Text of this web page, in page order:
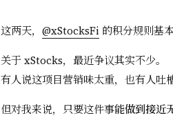
这两天， @xStocksFi 的积分规则基
关于 xStocks，最近争议其实不少。
有人说这项目营销味太重，也有人吐
但对我来说，只要这件事能做到接近